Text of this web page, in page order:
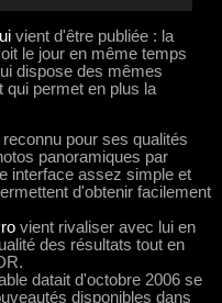
vient d'être publiée : la
le jour en même temps
dispose des mêmes
qui permet en plus la
pour ses qualités
panoramiques par
interface assez simple et
d'obtenir facilement
vient rivaliser avec lui en
des résultats tout en
datait d'octobre 2006 se
disponibles dans